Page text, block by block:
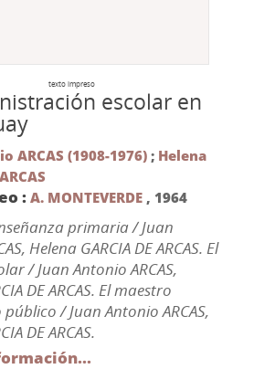
texto impreso
escolar en
ARCAS (1908-1976); Helena
:A. MONTEVERDE, 1964
primaria / Juan
Helena GARCIA DE ARCAS. El
/ Juan Antonio ARCAS,
DE ARCAS. El maestro
/ Juan Antonio ARCAS,
DE ARCAS.